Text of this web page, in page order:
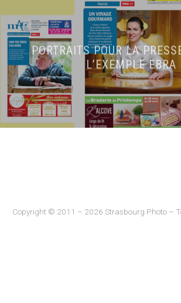
PORTRAITS POUR LA
L’EXEMPLE EBRA
Copyright © 2011 – 2026 Strasbourg Photo –